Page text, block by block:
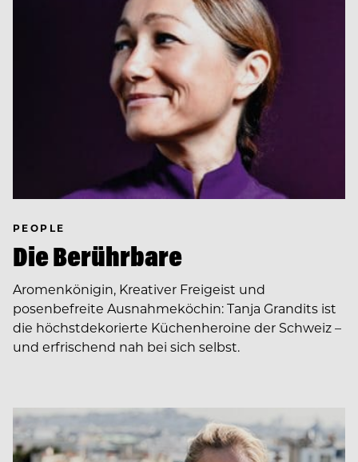
PEOPLE
Die Berührbare
Aromenkönigin, Kreativer Freigeist und
posenbefreite Ausnahmeköchin: Tanja Grandits ist
die höchstdekorierte Küchenheroine der Schweiz –
und erfrischend nah bei sich selbst.